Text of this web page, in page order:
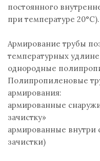
постоянного
при температуре 20°С).
Армирование трубы
температурных
однородные
Полипропиленовые
армирования:
армированные
зачистку»
армированные внутри
зачистки)